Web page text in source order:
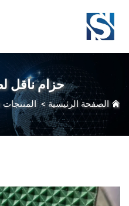
حزام ناقل
الصفحة الرئيسية>المنتجات